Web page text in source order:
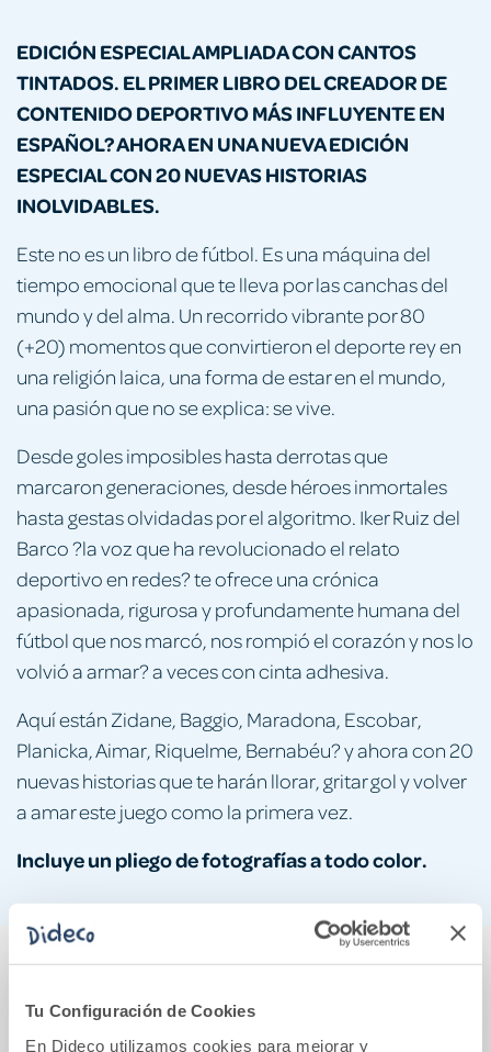
Tu Configuración de Cookies
En Dideco utilizamos cookies para mejorar y
EDICIÓN ESPECIAL AMPLIADA CON CANTOS
TINTADOS. EL PRIMER LIBRO DEL CREADOR DE
CONTENIDO DEPORTIVO MÁS INFLUYENTE EN
ESPAÑOL? AHORA EN UNA NUEVA EDICIÓN
ESPECIAL CON 20 NUEVAS HISTORIAS
INOLVIDABLES.
Este no es un libro de fútbol. Es una máquina del
tiempo emocional que te lleva por las canchas del
mundo y del alma. Un recorrido vibrante por 80
(+20) momentos que convirtieron el deporte rey en
una religión laica, una forma de estar en el mundo,
una pasión que no se explica: se vive.
Desde goles imposibles hasta derrotas que
marcaron generaciones, desde héroes inmortales
hasta gestas olvidadas por el algoritmo. Iker Ruiz del
Barco ?la voz que ha revolucionado el relato
deportivo en redes? te ofrece una crónica
apasionada, rigurosa y profundamente humana del
fútbol que nos marcó, nos rompió el corazón y nos lo
volvió a armar? a veces con cinta adhesiva.
Aquí están Zidane, Baggio, Maradona, Escobar,
Planicka, Aimar, Riquelme, Bernabéu? y ahora con 20
nuevas historias que te harán llorar, gritar gol y volver
a amar este juego como la primera vez.
Incluye un pliego de fotografías a todo color.
También podría gustarte...